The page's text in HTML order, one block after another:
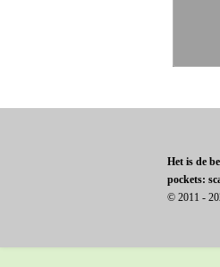
Het is de
pockets:
© 2011 -